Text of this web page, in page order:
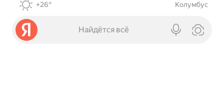
+26° Колумбус
Найдётся всё